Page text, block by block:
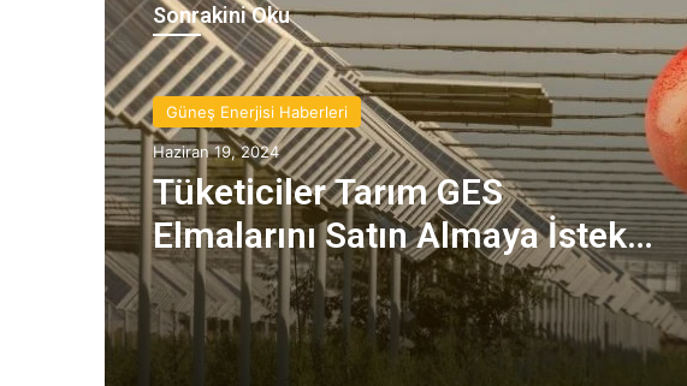
Sonrakini Oku
Güneş Enerjisi Haberleri
Haziran 19, 2024
Tüketiciler Tarım GES
Elmalarını Satın Almaya İstekli
mi?